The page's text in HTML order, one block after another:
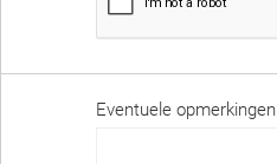
Eventuele opmerkingen